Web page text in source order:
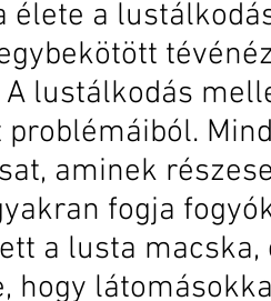
élete a
lustálkodás
aminek
fogja
a lusta macska,
hogy